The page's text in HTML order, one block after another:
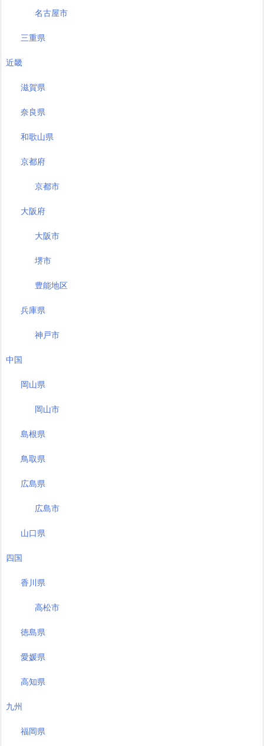
名古屋市
三重県
近畿
滋賀県
奈良県
和歌山県
京都府
京都市
大阪府
大阪市
堺市
豊能地区
兵庫県
神戸市
中国
岡山県
岡山市
島根県
鳥取県
広島県
広島市
山口県
四国
香川県
高松市
徳島県
愛媛県
高知県
九州
福岡県